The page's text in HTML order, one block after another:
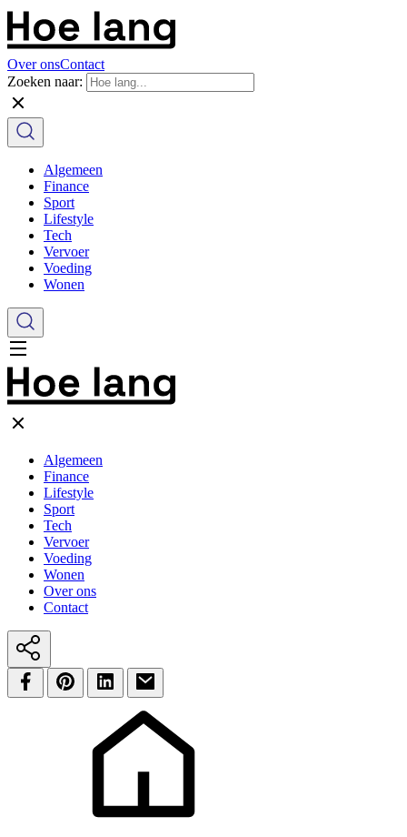
Over onsContact
Zoeken naar:
Algemeen
Finance
Sport
Lifestyle
Tech
Vervoer
Voeding
Wonen
Algemeen
Finance
Lifestyle
Sport
Tech
Vervoer
Voeding
Wonen
Over ons
Contact